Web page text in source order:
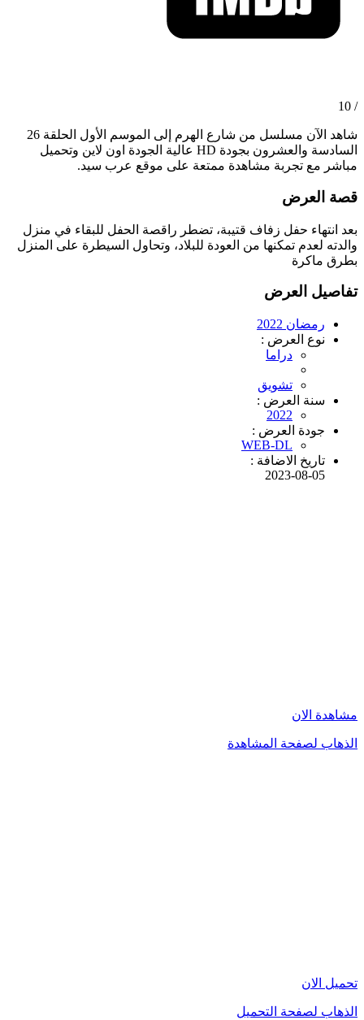
/ 10
شاهد الآن مسلسل من شارع الهرم إلى الموسم الأول الحلقة 26
السادسة والعشرون بجودة HD عالية الجودة اون لاين وتحميل
مباشر مع تجربة مشاهدة ممتعة على موقع عرب سيد.
قصة العرض
بعد انتهاء حفل زفاف قتيبة، تضطر راقصة الحفل للبقاء في منزل
والدته لعدم تمكنها من العودة للبلاد، وتحاول السيطرة على المنزل
بطرق ماكرة
تفاصيل العرض
رمضان 2022
نوع العرض :
دراما
تشويق
سنة العرض :
2022
جودة العرض :
WEB-DL
تاريخ الاضافة :
2023-08-05
مشاهدة الان
الذهاب لصفحة المشاهدة
تحميل الان
الذهاب لصفحة التحميل